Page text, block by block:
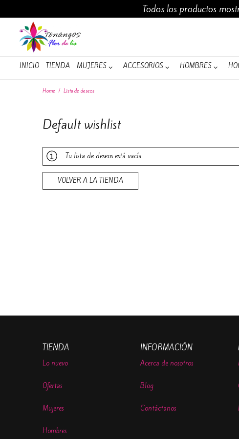
Todos los productos
INICIO TIENDA MUJERES ACCESORIOS HOMBRES
Home / Lista de deseos
Default wishlist
Tu lista de deseos está vacía.
VOLVER A LA TIENDA
TIENDA
Lo nuevo
Ofertas
Mujeres
Hombres
INFORMACIÓN
Acerca de nosotros
Blog
Contáctanos